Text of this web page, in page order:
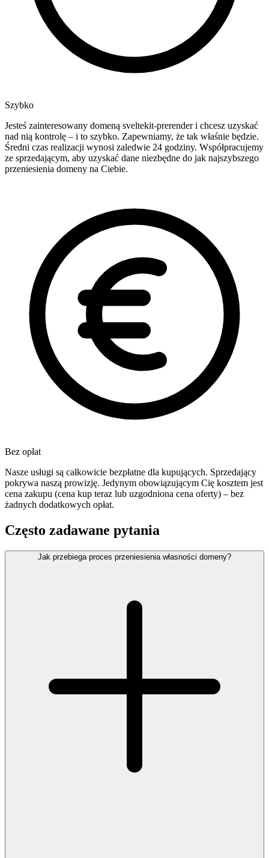
Szybko
Jesteś zainteresowany domeną sveltekit-prerender i chcesz uzyskać
nad nią kontrolę – i to szybko. Zapewniamy, że tak właśnie będzie.
Średni czas realizacji wynosi zaledwie 24 godziny. Współpracujemy
ze sprzedającym, aby uzyskać dane niezbędne do jak najszybszego
przeniesienia domeny na Ciebie.
Bez opłat
Nasze usługi są całkowicie bezpłatne dla kupujących. Sprzedający
pokrywa naszą prowizję. Jedynym obowiązującym Cię kosztem jest
cena zakupu (cena kup teraz lub uzgodniona cena oferty) – bez
żadnych dodatkowych opłat.
Często zadawane pytania
Jak przebiega proces przeniesienia własności domeny?